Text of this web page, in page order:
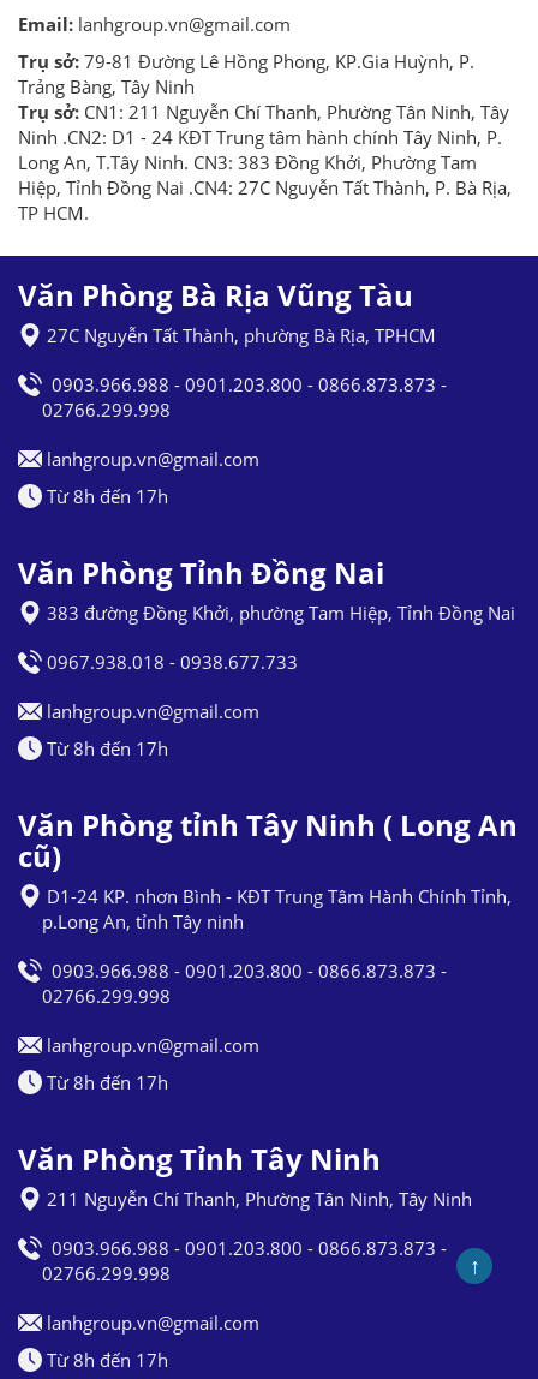
Email: lanhgroup.vn@gmail.com
Trụ sở: 79-81 Đường Lê Hồng Phong, KP.Gia Huỳnh, P.
Trảng Bàng, Tây Ninh
Trụ sở: CN1: 211 Nguyễn Chí Thanh, Phường Tân Ninh, Tây
Ninh .CN2: D1 - 24 KĐT Trung tâm hành chính Tây Ninh, P.
Long An, T.Tây Ninh. CN3: 383 Đồng Khởi, Phường Tam
Hiệp, Tỉnh Đồng Nai .CN4: 27C Nguyễn Tất Thành, P. Bà Rịa,
TP HCM.
Văn Phòng Bà Rịa Vũng Tàu
27C Nguyễn Tất Thành, phường Bà Rịa, TPHCM
0903.966.988 - 0901.203.800 - 0866.873.873 -
02766.299.998
lanhgroup.vn@gmail.com
Từ 8h đến 17h
Văn Phòng Tỉnh Đồng Nai
383 đường Đồng Khởi, phường Tam Hiệp, Tỉnh Đồng Nai
0967.938.018 - 0938.677.733
lanhgroup.vn@gmail.com
Từ 8h đến 17h
Văn Phòng tỉnh Tây Ninh ( Long An
cũ)
D1-24 KP. nhơn Bình - KĐT Trung Tâm Hành Chính Tỉnh,
p.Long An, tỉnh Tây ninh
0903.966.988 - 0901.203.800 - 0866.873.873 -
02766.299.998
lanhgroup.vn@gmail.com
Từ 8h đến 17h
Văn Phòng Tỉnh Tây Ninh
211 Nguyễn Chí Thanh, Phường Tân Ninh, Tây Ninh
0903.966.988 - 0901.203.800 - 0866.873.873 -
02766.299.998
lanhgroup.vn@gmail.com
Từ 8h đến 17h
↑